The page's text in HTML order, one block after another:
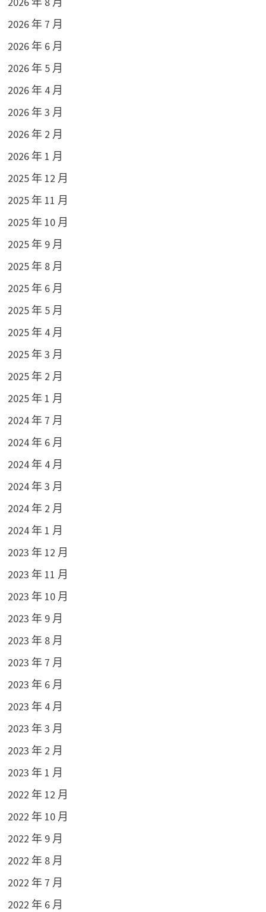
2026 年 7 月
2026 年 6 月
2026 年 5 月
2026 年 4 月
2026 年 3 月
2026 年 2 月
2026 年 1 月
2025 年 12 月
2025 年 11 月
2025 年 10 月
2025 年 9 月
2025 年 8 月
2025 年 6 月
2025 年 5 月
2025 年 4 月
2025 年 3 月
2025 年 2 月
2025 年 1 月
2024 年 7 月
2024 年 6 月
2024 年 4 月
2024 年 3 月
2024 年 2 月
2024 年 1 月
2023 年 12 月
2023 年 11 月
2023 年 10 月
2023 年 9 月
2023 年 8 月
2023 年 7 月
2023 年 6 月
2023 年 4 月
2023 年 3 月
2023 年 2 月
2023 年 1 月
2022 年 12 月
2022 年 10 月
2022 年 9 月
2022 年 8 月
2022 年 7 月
2022 年 6 月